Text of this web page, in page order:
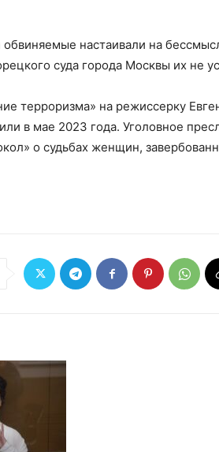
настаивали на
суда города Москвы их не
терроризма» на режиссерку
в мае 2023 года. Уголовное
о судьбах женщин,